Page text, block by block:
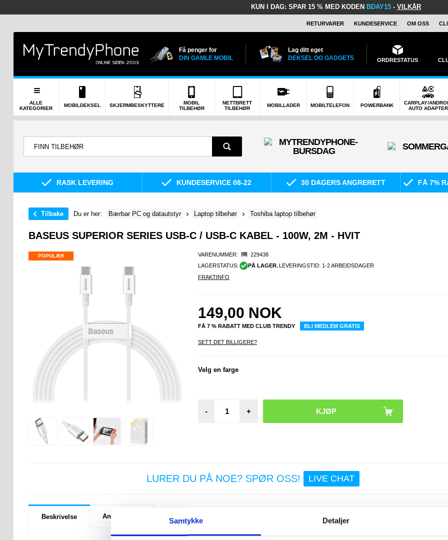
Samtykke Detaljer
KUN I DAG: SPAR 15 % MED KODEN BDAY15 - VILKÅR
RETURVARER KUNDESERVICE OM OSS
Få penger for
DIN GAMLE MOBIL
Lag ditt eget
DEKSEL OG GADGETS
ORDRESTATUS
ALLE
KATEGORIER
MOBILDEKSEL SKJERMBESKYTTERE
MOBIL
TILBEHØR
NETTBRETT
TILBEHØR
MOBILLADER MOBILTELEFON POWERBANK
CARPLAY/
AUTO ADAPTER
RASK LEVERING KUNDESERVICE 08-22 30 DAGERS ANGRERETT FÅ 7%
Tilbake Du er her: Bærbar PC og datautstyr Laptop tilbehør Toshiba laptop tilbehør
BASEUS SUPERIOR SERIES USB-C / USB-C KABEL - 100W, 2M - HVIT
POPULÆR VARENUMMER:
229438
LAGERSTATUS:
PÅ LAGER.
LEVERINGSTID: 1-2 ARBEIDSDAGER
FRAKTINFO
149,00 NOK
FÅ 7 % RABATT MED CLUB TRENDY BLI MEDLEM GRATIS
SETT DET BILLIGERE?
Velg en farge
- +
LURER DU PÅ NOE? SPØR OSS! LIVE CHAT
Beskrivelse Anmeldelser